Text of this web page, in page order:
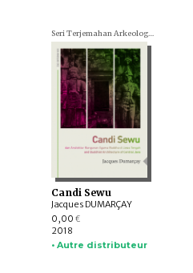
Seri Terjemahan Arkeologi (Traductions archéologiques)
Candi Sewu
Jacques DUMARÇAY
0,00 €
2018
• Autre distributeur